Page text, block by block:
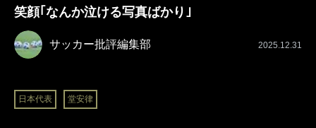
笑顔｢なんか泣ける写真ばかり｣
サッカー批評編集部 2025.12.31
日本代表 堂安律